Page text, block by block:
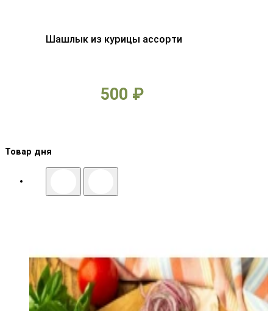
Шашлык из курицы ассорти
500 ₽
Товар дня